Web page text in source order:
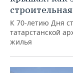
ХОККЕЙ С
К 70-летию Дня
татарстанской
жилья